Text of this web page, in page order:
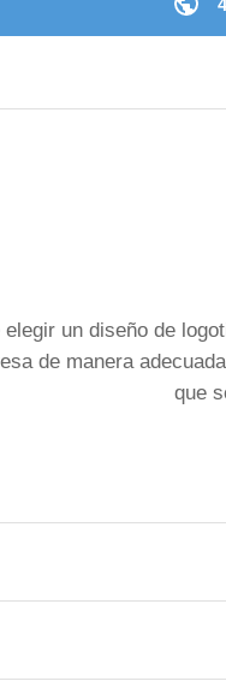
elegir un diseño de
de manera
que